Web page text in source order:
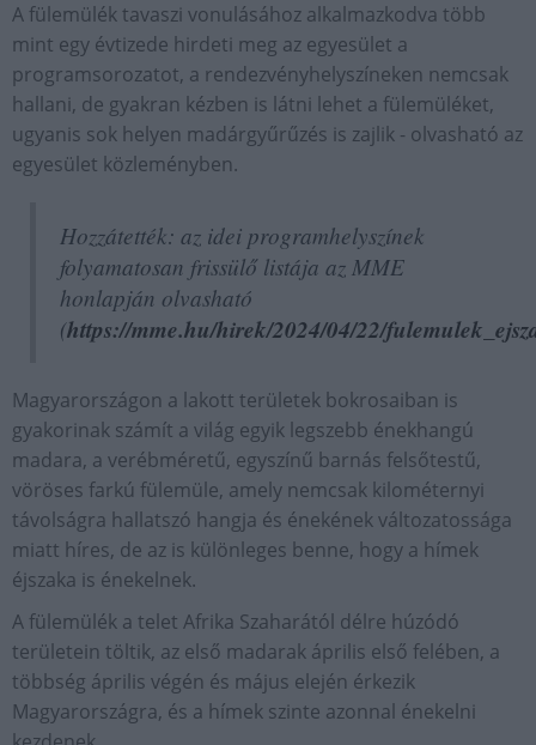
A fülemülék tavaszi vonulásához alkalmazkodva több
mint egy évtizede hirdeti meg az egyesület a
programsorozatot, a rendezvényhelyszíneken nemcsak
hallani, de gyakran kézben is látni lehet a fülemüléket,
ugyanis sok helyen madárgyűrűzés is zajlik - olvasható az
egyesület közleményben.
Hozzátették: az idei programhelyszínek
folyamatosan frissülő listája az MME
honlapján olvasható
(https://mme.hu/hirek/2024/04/22/
Magyarországon a lakott területek bokrosaiban is
gyakorinak számít a világ egyik legszebb énekhangú
madara, a verébméretű, egyszínű barnás felsőtestű,
vöröses farkú fülemüle, amely nemcsak kilométernyi
távolságra hallatszó hangja és énekének változatossága
miatt híres, de az is különleges benne, hogy a hímek
éjszaka is énekelnek.
A fülemülék a telet Afrika Szaharától délre húzódó
területein töltik, az első madarak április első felében, a
többség április végén és május elején érkezik
Magyarországra, és a hímek szinte azonnal énekelni